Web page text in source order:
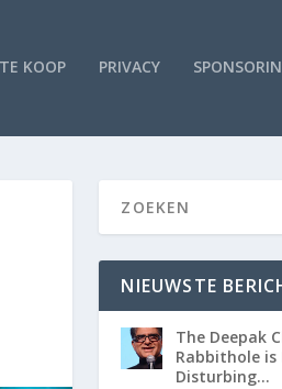
KOOP PRIVACY
NIEUWSTE
The Deepak
Rabbithole is
Disturbing…